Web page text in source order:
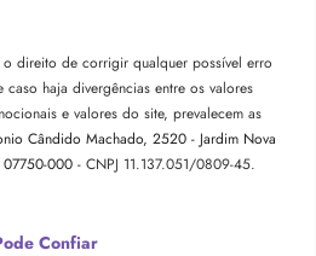
o direito de corrigir qualquer possível erro
haja divergências entre os valores
e valores do site, prevalecem as
Cândido Machado, 2520 - Jardim Nova
07750-000 - CNPJ 11.137.051/0809-45.
Confiar